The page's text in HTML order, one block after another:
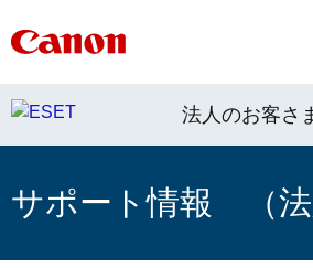
法人のお客さ
サポート情報 （法